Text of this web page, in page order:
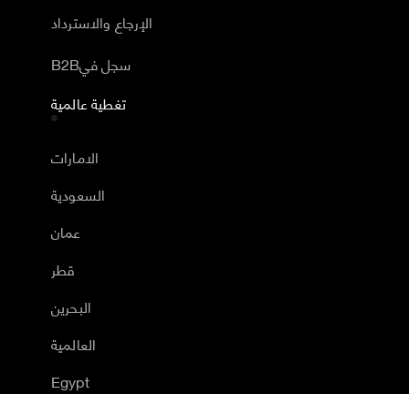
الإرجاع والاسترداد
B2Bسجل في
تغطية عالمية
الامارات
السعودية
عمان
قطر
البحرين
العالمية
Egypt